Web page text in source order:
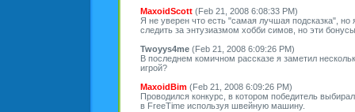
MaxoidScott (Feb 21, 2008 6:08:33 PM)
Я не уверен что есть "самая лучшая подсказка",
следить за энтузиазмом хобби симов, но эти
Twoyys4me (Feb 21, 2008 6:09:26 PM)
В последнем комичном рассказе я заметил
игрой?
MaxoidBim (Feb 21, 2008 6:09:26 PM)
Проводился конкурс, в котором победитель
в FreeTime используя швейную машину.